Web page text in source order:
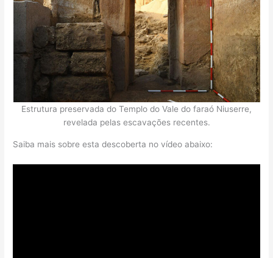
Estrutura preservada do Templo do Vale do faraó Niuserre,
revelada pelas escavações recentes.
Saiba mais sobre esta descoberta no vídeo abaixo: